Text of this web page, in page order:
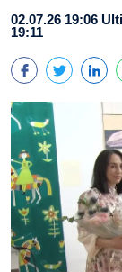
02.07.26 19:06
19:11